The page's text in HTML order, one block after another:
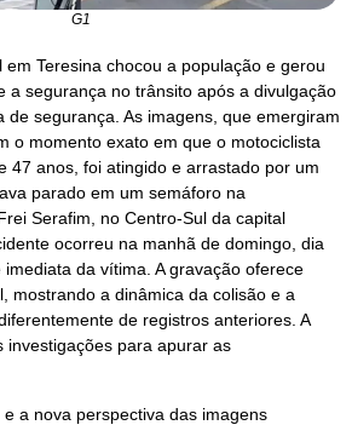
G1
Teresina chocou a população e gerou
a segurança no trânsito após a divulgação
de segurança. As imagens, que emergiram
o momento exato em que o motociclista
47 anos, foi atingido e arrastado por um
parado em um semáforo na
Serafim, no Centro-Sul da capital
ocorreu na manhã de domingo, dia
da vítima. A gravação oferece
mostrando a dinâmica da colisão e a
de registros anteriores. A
investigações para apurar as
a nova perspectiva das imagens